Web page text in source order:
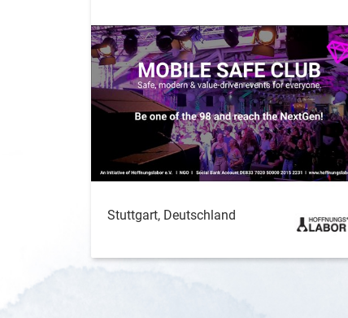
Stuttgart, Deutschland